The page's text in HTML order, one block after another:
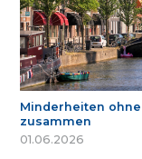
Minderheiten
zusammen
01.06.2026